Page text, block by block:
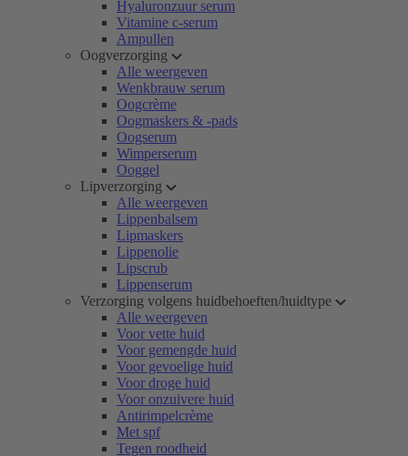
Hyaluronzuur serum
Vitamine c-serum
Ampullen
Oogverzorging
Alle weergeven
Wenkbrauw serum
Oogcrème
Oogmaskers & -pads
Oogserum
Wimperserum
Ooggel
Lipverzorging
Alle weergeven
Lippenbalsem
Lipmaskers
Lippenolie
Lipscrub
Lippenserum
Verzorging volgens huidbehoeften/huidtype
Alle weergeven
Voor vette huid
Voor gemengde huid
Voor gevoelige huid
Voor droge huid
Voor onzuivere huid
Antirimpelcrème
Met spf
Tegen roodheid